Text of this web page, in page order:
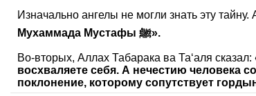
Изначально ангелы не могли знать эту тайну.
Мухаммада Мустафы ﷺ».
Во-вторых, Аллах Табарака ва Та‘аля сказал:
восхваляете себя. А нечестию человека
поклонение, которому сопутствует